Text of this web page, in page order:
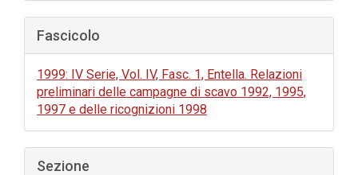
Fascicolo
1999: IV Serie, Vol. IV, Fasc. 1, Entella. Relazioni
preliminari delle campagne di scavo 1992, 1995,
1997 e delle ricognizioni 1998
Sezione